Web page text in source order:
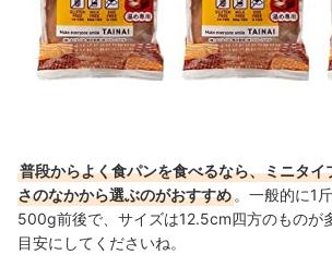
普段からよく食パンを食べるなら、ミニタ
さのなかから選ぶのがおすすめ 。一般的に1
500g前後で、サイズは12.5cm四方のものが
目安にしてくださいね。